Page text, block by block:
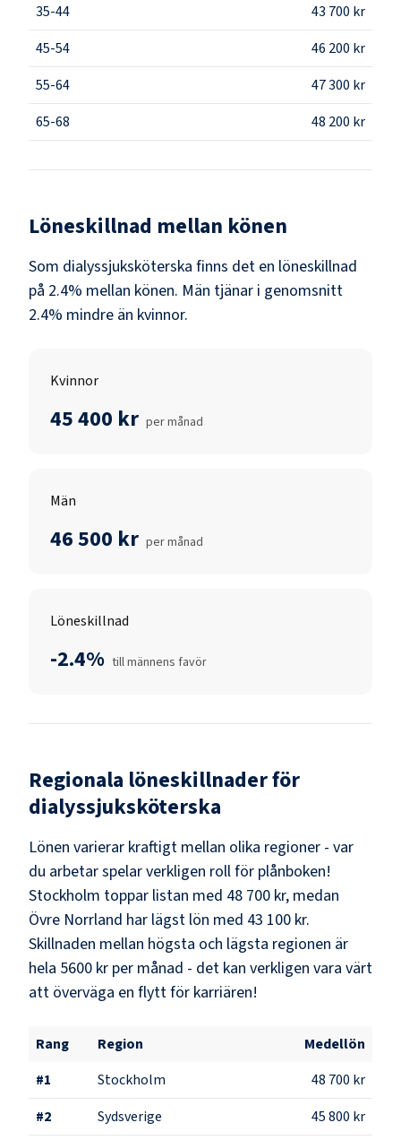
35-44
43 700 kr
45-54
46 200 kr
55-64
47 300 kr
65-68
48 200 kr
Löneskillnad mellan könen
Som dialyssjuksköterska finns det en löneskillnad
på 2.4% mellan könen. Män tjänar i genomsnitt
2.4% mindre än kvinnor.
Kvinnor
45 400 kr per månad
Män
46 500 kr per månad
Löneskillnad
-2.4% till männens favör
Regionala löneskillnader för
dialyssjuksköterska
Lönen varierar kraftigt mellan olika regioner - var
du arbetar spelar verkligen roll för plånboken!
Stockholm toppar listan med 48 700 kr, medan
Övre Norrland har lägst lön med 43 100 kr.
Skillnaden mellan högsta och lägsta regionen är
hela 5600 kr per månad - det kan verkligen vara värt
att överväga en flytt för karriären!
Rang Region
Medellön
#1 Stockholm
48 700 kr
#2 Sydsverige 45 800 kr